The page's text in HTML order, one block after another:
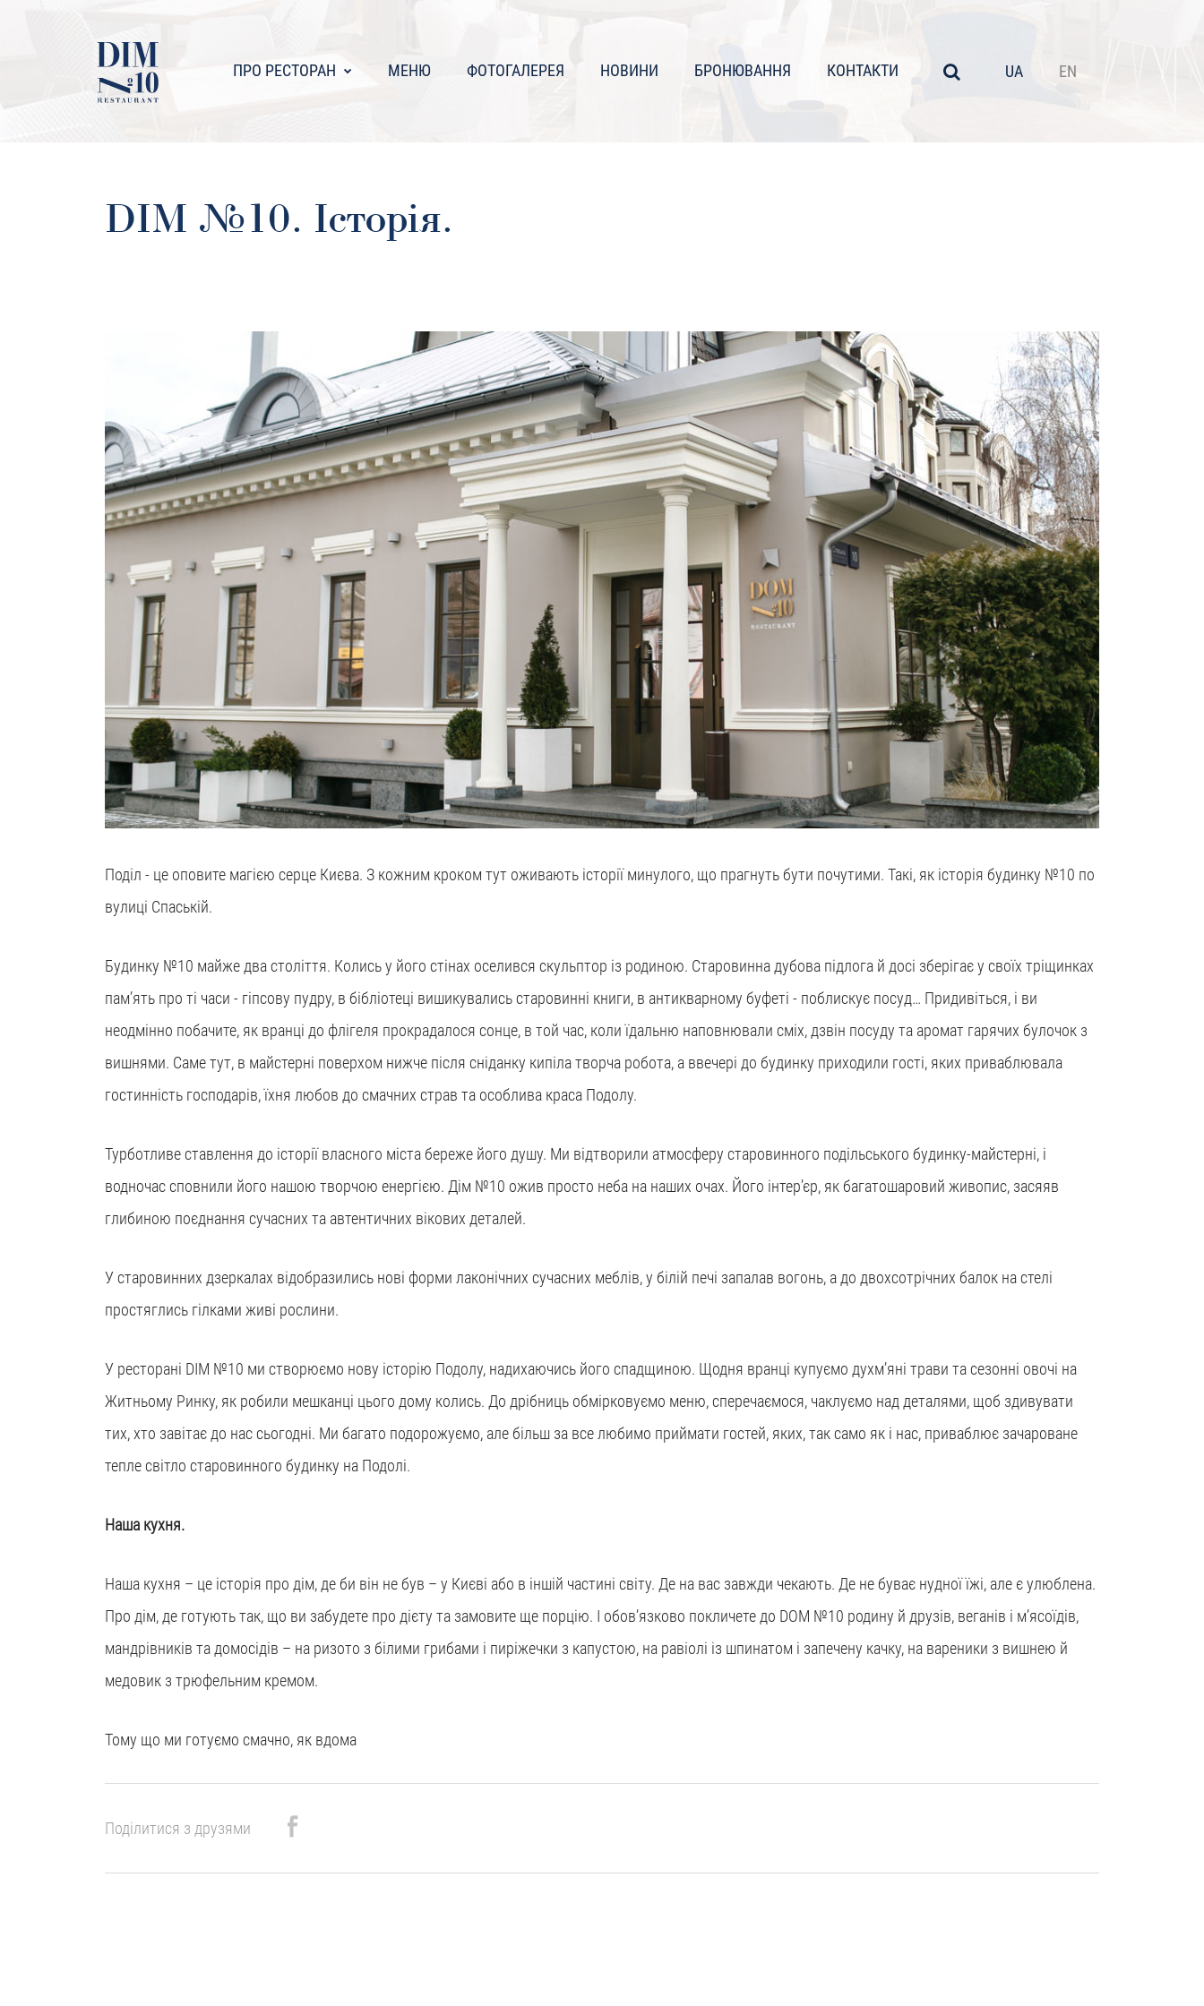
ПРО РЕСТОРАН МЕНЮ ФОТОГАЛЕРЕЯ НОВИНИ БРОНЮВАННЯ КОНТАКТИ UA EN
DІM №10. Історія.
Поділ - це оповите магією серце Києва. З кожним кроком тут оживають історії минулого, що прагнуть бути почутими. Такі, як історія будинку №10 по
вулиці Спаській.
Будинку №10 майже два століття. Колись у його стінах оселився скульптор із родиною. Старовинна дубова підлога й досі зберігає у своїх тріщинках
пам’ять про ті часи - гіпсову пудру, в бібліотеці вишикувались старовинні книги, в антикварному буфеті - поблискує посуд… Придивіться, і ви
неодмінно побачите, як вранці до флігеля прокрадалося сонце, в той час, коли їдальню наповнювали сміх, дзвін посуду та аромат гарячих булочок з
вишнями. Саме тут, в майстерні поверхом нижче після сніданку кипіла творча робота, а ввечері до будинку приходили гості, яких приваблювала
гостинність господарів, їхня любов до смачних страв та особлива краса Подолу.
Турботливе ставлення до історії власного міста береже його душу. Ми відтворили атмосферу старовинного подільського будинку-майстерні, і
водночас сповнили його нашою творчою енергією. Дім №10 ожив просто неба на наших очах. Його інтер’єр, як багатошаровий живопис, засяяв
глибиною поєднання сучасних та автентичних вікових деталей.
У старовинних дзеркалах відобразились нові форми лаконічних сучасних меблів, у білій печі запалав вогонь, а до двохсотрічних балок на стелі
простяглись гілками живі рослини.
У ресторані DІM №10 ми створюємо нову історію Подолу, надихаючись його спадщиною. Щодня вранці купуємо духм’яні трави та сезонні овочі на
Житньому Ринку, як робили мешканці цього дому колись. До дрібниць обмірковуємо меню, сперечаємося, чаклуємо над деталями, щоб здивувати
тих, хто завітає до нас сьогодні. Ми багато подорожуємо, але більш за все любимо приймати гостей, яких, так само як і нас, приваблює зачароване
тепле світло старовинного будинку на Подолі.
Наша кухня.
Наша кухня – це історія про дім, де би він не був – у Києві або в іншій частині світу. Де на вас завжди чекають. Де не буває нудної їжі, але є улюблена.
Про дім, де готують так, що ви забудете про дієту та замовите ще порцію. І обов’язково покличете до DOM №10 родину й друзів, веганів і м’ясоїдів,
мандрівників та домосідів – на ризото з білими грибами і пиріжечки з капустою, на равіолі із шпинатом і запечену качку, на вареники з вишнею й
медовик з трюфельним кремом.
Тому що ми готуємо смачно, як вдома
Поділитися з друзями